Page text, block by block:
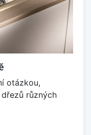
otázkou,
různých